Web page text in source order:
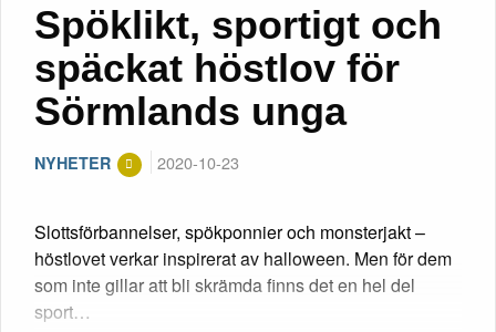
Spöklikt, sportigt och
späckat höstlov för
Sörmlands unga
NYHETER 2020-10-23
Slottsförbannelser, spökponnier och monsterjakt –
höstlovet verkar inspirerat av halloween. Men för dem
som inte gillar att bli skrämda finns det en hel del
sport…